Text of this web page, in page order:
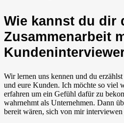
Wie kannst du dir
Zusammenarbeit
Wir lernen uns kennen und du
und eure Kunden. Ich möchte so viel
erfahren um ein Gefühl dafür zu
wahrnehmt als Unternehmen. Dann
bereit wären, sich von mir interviewen